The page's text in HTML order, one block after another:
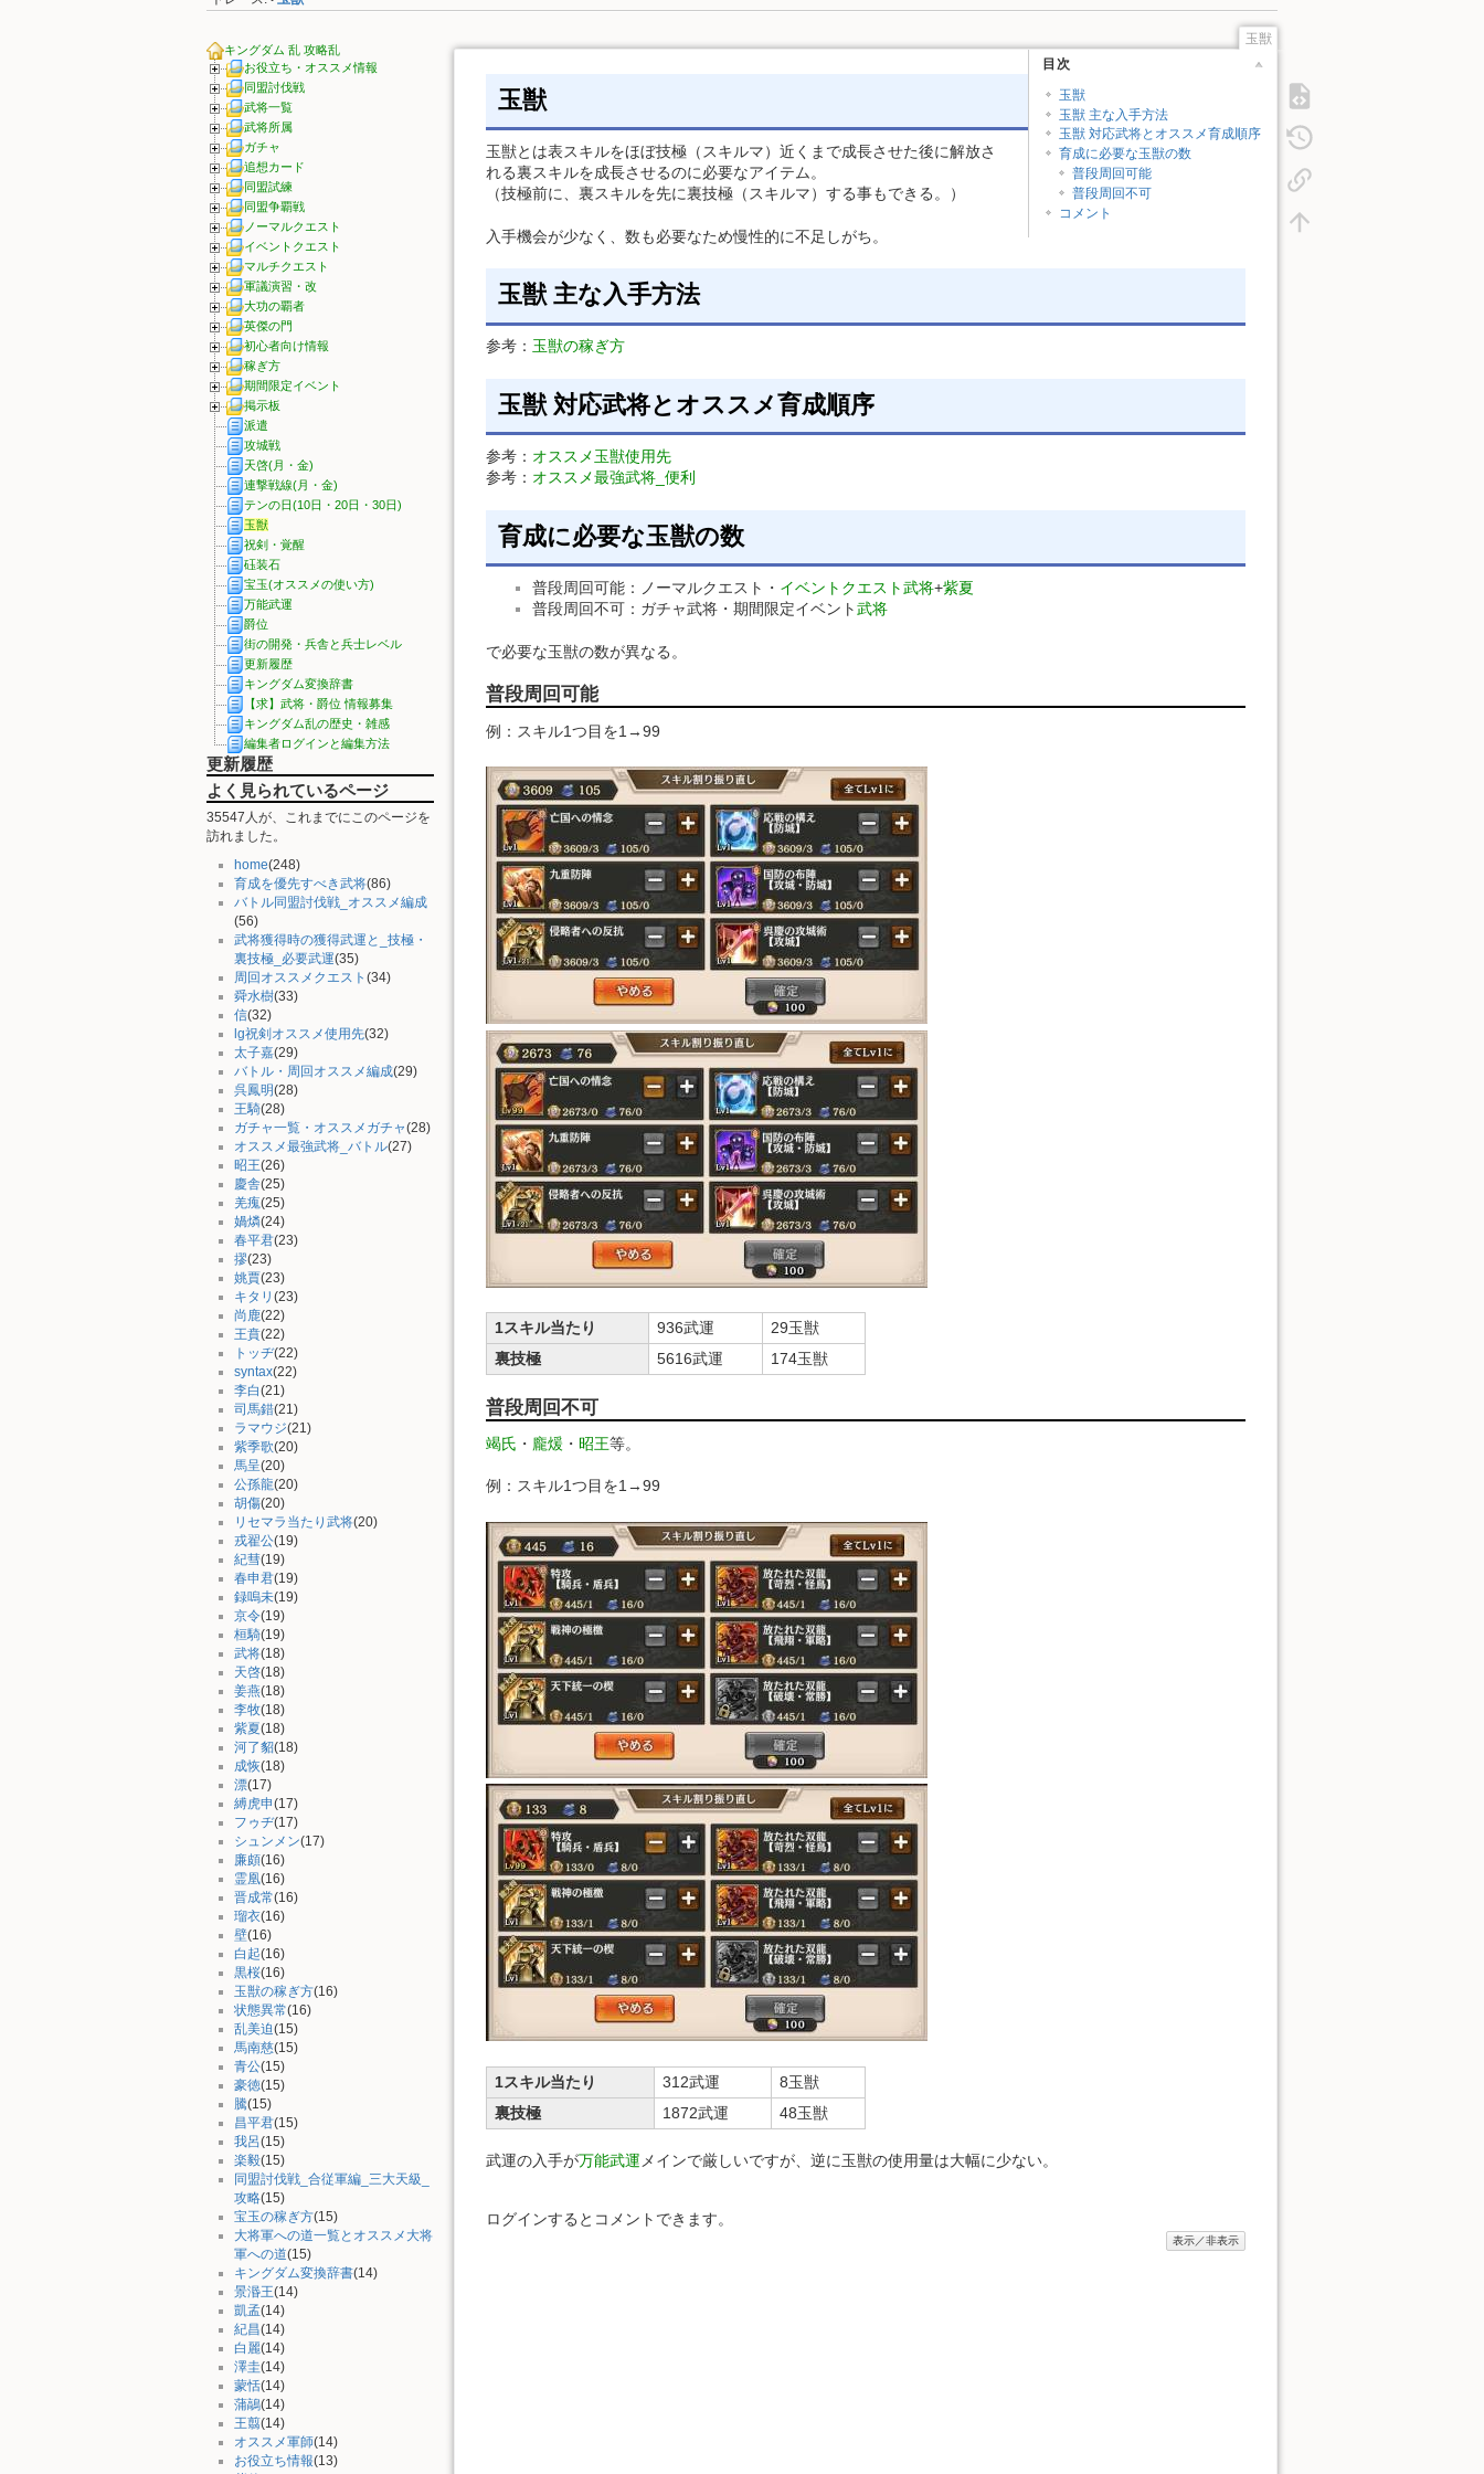
キングダム 乱 攻略乱
お役立ち・オススメ情報
同盟討伐戦
武将一覧
武将所属
ガチャ
追想カード
同盟試練
同盟争覇戦
ノーマルクエスト
イベントクエスト
マルチクエスト
軍議演習・改
大功の覇者
英傑の門
初心者向け情報
稼ぎ方
期間限定イベント
掲示板
派遣
攻城戦
天啓(月・金)
連撃戦線(月・金)
テンの日(10日・20日・30日)
玉獣
祝剣・覚醒
砡装石
宝玉(オススメの使い方)
万能武運
爵位
街の開発・兵舎と兵士レベル
更新履歴
キングダム変換辞書
【求】武将・爵位 情報募集
キングダム乱の歴史・雑感
編集者ログインと編集方法
更新履歴
よく見られているページ
35547人が、これまでにこのページを
訪れました。
home(248)
育成を優先すべき武将(86)
バトル同盟討伐戦_オススメ編成
(56)
武将獲得時の獲得武運と_技極・
裏技極_必要武運(35)
周回オススメクエスト (34)
舜水樹(33)
信(32)
lg祝剣オススメ使用先(32)
太子嘉(29)
バトル・周回オススメ編成(29)
呉鳳明(28)
王騎(28)
ガチャ一覧・オススメガチャ(28)
オススメ最強武将_バトル(27)
昭王(26)
慶舎(25)
羌瘣(25)
媧燐(24)
春平君(23)
摎(23)
姚賈(23)
キタリ (23)
尚鹿(22)
王賁(22)
トッヂ(22)
syntax(22)
李白(21)
司馬錯(21)
ラマウジ(21)
紫季歌(20)
馬呈(20)
公孫龍(20)
胡傷(20)
リセマラ当たり武将(20)
戎翟公(19)
紀彗(19)
春申君(19)
録嗚未(19)
京令(19)
桓騎(19)
武将(18)
天啓(18)
姜燕(18)
李牧(18)
紫夏(18)
河了貂(18)
成恢(18)
漂(17)
縛虎申(17)
フゥヂ(17)
シュンメン(17)
廉頗(16)
霊凰(16)
晋成常(16)
瑠衣(16)
壁(16)
白起(16)
黒桜(16)
玉獣の稼ぎ方(16)
状態異常(16)
乱美迫(15)
馬南慈(15)
青公(15)
豪徳(15)
騰(15)
昌平君(15)
我呂(15)
楽毅(15)
同盟討伐戦_合従軍編_三大天級_
攻略(15)
宝玉の稼ぎ方(15)
大将軍への道一覧とオススメ大将
軍への道(15)
キングダム変換辞書(14)
景湣王(14)
凱孟(14)
紀昌(14)
白麗(14)
澤圭(14)
蒙恬(14)
蒲鶮(14)
王翦(14)
オススメ軍師(14)
お役立ち情報(13)
玉獣
目次
玉獣
玉獣 主な入手方法
玉獣 対応武将とオススメ育成順序
育成に必要な玉獣の数
普段周回可能
普段周回不可
コメント
玉獣
玉獣とは表スキルをほぼ技極（スキルマ）近くまで成長させた後に解放さ
れる裏スキルを成長させるのに必要なアイテム。
（技極前に、裏スキルを先に裏技極（スキルマ）する事もできる。）
入手機会が少なく、数も必要なため慢性的に不足しがち。
玉獣 主な入手方法
参考： 玉獣の稼ぎ方
玉獣 対応武将とオススメ育成順序
参考： オススメ玉獣使用先
参考： オススメ最強武将_便利
育成に必要な玉獣の数
普段周回可能：ノーマルクエスト・ イベントクエスト武将+紫夏
普段周回不可：ガチャ武将・期間限定イベント武将
で必要な玉獣の数が異なる。
普段周回可能
例：スキル1つ目を1→99
1スキル当たり 936武運
29玉獣
裏技極
5616武運 174玉獣
普段周回不可
竭氏 ・ 龐煖 ・ 昭王等。
例：スキル1つ目を1→99
1スキル当たり 312武運
8玉獣
裏技極
1872武運 48玉獣
武運の入手が万能武運メインで厳しいですが、逆に玉獣の使用量は大幅に少ない。
ログインするとコメントできます。